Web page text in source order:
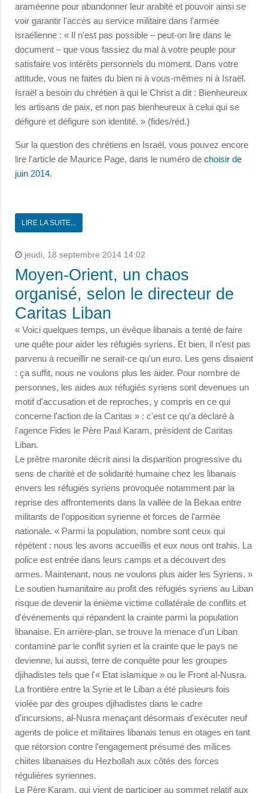
araméenne pour abandonner leur arabité et pouvoir ainsi se
voir garantir l'accès au service militaire dans l'armée
israélienne : « Il n'est pas possible – peut-on lire dans le
document – que vous fassiez du mal à votre peuple pour
satisfaire vos intérêts personnels du moment. Dans votre
attitude, vous ne faites du bien ni à vous-mêmes ni à Israël.
Israël a besoin du chrétien à qui le Christ a dit : Bienheureux
les artisans de paix, et non pas bienheureux à celui qui se
défigure et défigure son identité. » (fides/réd.)
Sur la question des chrétiens en Israël, vous pouvez encore
lire l'article de Maurice Page, dans le numéro de choisir de
juin 2014.
LIRE LA SUITE...
jeudi, 18 septembre 2014 14:02
Moyen-Orient, un chaos
organisé, selon le directeur de
Caritas Liban
« Voici quelques temps, un évêque libanais a tenté de faire
une quête pour aider les réfugiés syriens. Et bien, il n'est pas
parvenu à recueillir ne serait-ce qu'un euro. Les gens disaient
: ça suffit, nous ne voulons plus les aider. Pour nombre de
personnes, les aides aux réfugiés syriens sont devenues un
motif d'accusation et de reproches, y compris en ce qui
concerne l'action de la Caritas » : c'est ce qu'a déclaré à
l'agence Fides le Père Paul Karam, président de Caritas
Liban.
Le prêtre maronite décrit ainsi la disparition progressive du
sens de charité et de solidarité humaine chez les libanais
envers les réfugiés syriens provoquée notamment par la
reprise des affrontements dans la vallée de la Bekaa entre
militants de l'opposition syrienne et forces de l'armée
nationale. « Parmi la population, nombre sont ceux qui
répètent : nous les avons accueillis et eux nous ont trahis. La
police est entrée dans leurs camps et a découvert des
armes. Maintenant, nous ne voulons plus aider les Syriens. »
Le soutien humanitaire au profit des réfugiés syriens au Liban
risque de devenir la énième victime collatérale de conflits et
d'événements qui répandent la crainte parmi la population
libanaise. En arrière-plan, se trouve la menace d'un Liban
contaminé par le conflit syrien et la crainte que le pays ne
devienne, lui aussi, terre de conquête pour les groupes
djihadistes tels que l'« Etat islamique » ou le Front al-Nusra.
La frontière entre la Syrie et le Liban a été plusieurs fois
violée par des groupes djihadistes dans le cadre
d'incursions, al-Nusra menaçant désormais d'exécuter neuf
agents de police et militaires libanais tenus en otages en tant
que rétorsion contre l'engagement présumé des milices
chiites libanaises du Hezbollah aux côtés des forces
régulières syriennes.
Le Père Karam, qui vient de participer au sommet relatif aux